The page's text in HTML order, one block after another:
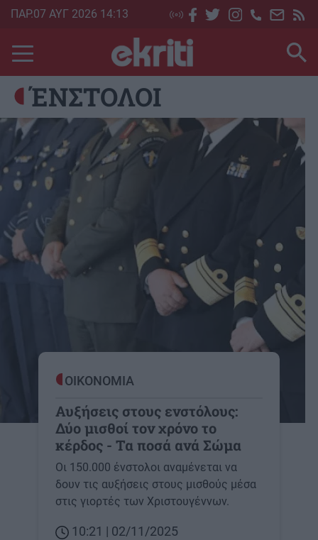
Skip
main
content
ΠΑΡ.07 ΑΥΓ 2026 14:13
ΈΝΣΤΟΛΟΙ
Image
ΟΙΚΟΝΟΜΙΑ
Αυξήσεις στους ενστόλους:
Δύο μισθοί τον χρόνο το
κέρδος - Τα ποσά ανά Σώμα
Οι 150.000 ένστολοι αναμένεται να
δουν τις αυξήσεις στους μισθούς μέσα
στις γιορτές των Χριστουγέννων.
10:21 | 02/11/2025